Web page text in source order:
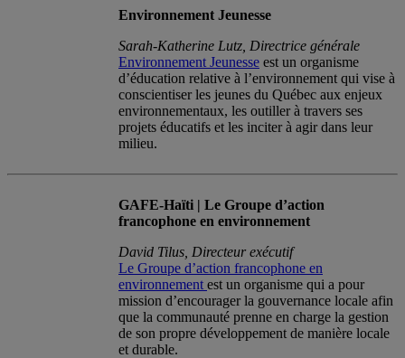
Environnement Jeunesse
Sarah-Katherine Lutz, Directrice générale
Environnement Jeunesse est un organisme
d’éducation relative à l’environnement qui vise à
conscientiser les jeunes du Québec aux enjeux
environnementaux, les outiller à travers ses
projets éducatifs et les inciter à agir dans leur
milieu.
GAFE-Haïti | Le Groupe d’action
francophone en environnement
David Tilus, Directeur exécutif
Le Groupe d’action francophone en
environnement est un organisme qui a pour
mission d’encourager la gouvernance locale afin
que la communauté prenne en charge la gestion
de son propre développement de manière locale
et durable.